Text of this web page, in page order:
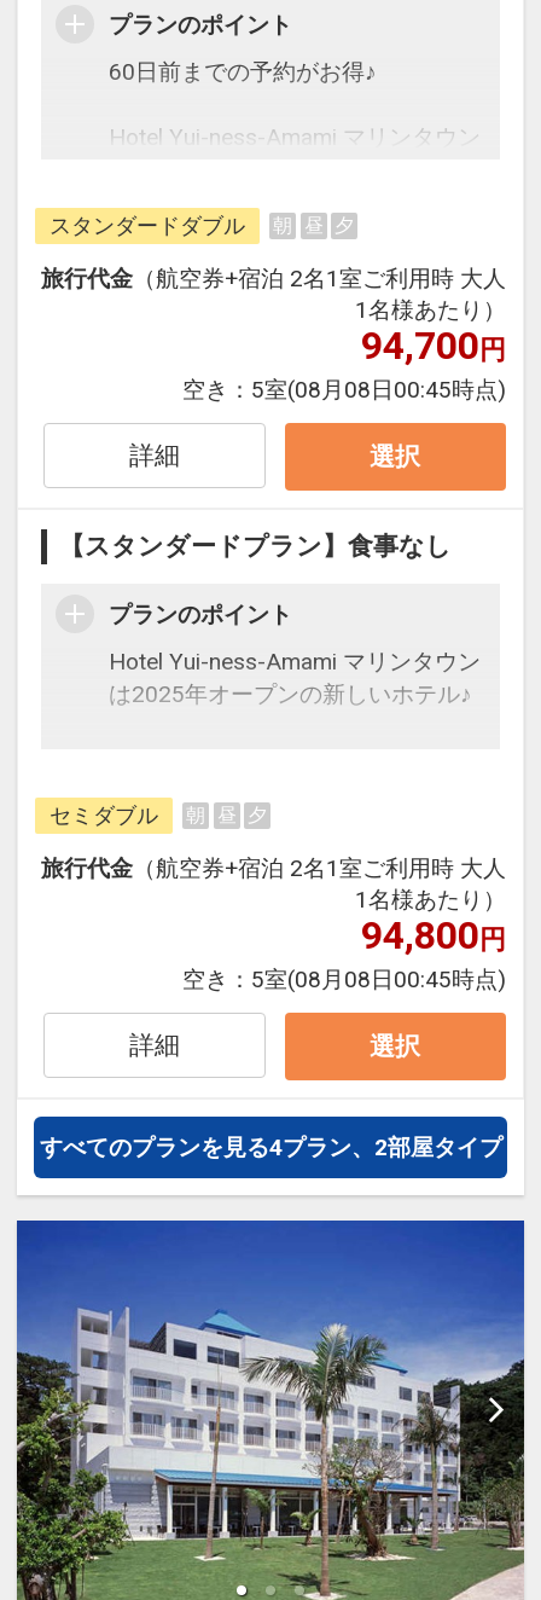
オプションでレンタカーや現地交
通・体験プランなどの追加（同時予
プランのポイント
60日前までの予約がお得♪
Hotel Yui-ness-Amami マリンタウン
往復の航空券と宿泊がセットになっ
たスタンダードな＜食事なし＞プラ
ンです。
フライトと宿泊を自由に組み合わせ
できるダイナミックパッケージだか
ら、一都市滞在はもちろん周遊旅行
にも最適！
旅行期間中の1泊だけの宿泊や延
泊・飛び泊なども自由自在です。
フライトは、安心のJAL（または
JALグループ）確約！フライトマイ
オプションでレンタカーや現地交
通・体験プランなどの追加（同時予
約）が可能なプランもございます。
スタンダードダブル 朝 昼 夕
旅行代金 （航空券+宿泊 2名1室ご利用時 大人
1名様あたり）
94,700円
空き： 5室(08月08日00:45時点)
詳細 選択
【スタンダードプラン】食事なし
プランのポイント
Hotel Yui-ness-Amami マリンタウン
は2025年オープンの新しいホテル♪
たスタンダードな＜食事なし＞プラ
ンです。
フライトと宿泊を自由に組み合わせ
できるダイナミックパッケージだか
ら、一都市滞在はもちろん周遊旅行
旅行期間中の1泊だけの宿泊や延
泊・飛び泊なども自由自在です。
フライトは、安心のJAL（または
JALグループ）確約！フライトマイ
ル50%貯まります。
オプションでレンタカーや現地交
通・体験プランなどの追加（同時予
約）が可能なプランもございます。
セミダブル 朝 昼 夕
旅行代金 （航空券+宿泊 2名1室ご利用時 大人
1名様あたり）
94,800円
空き： 5室(08月08日00:45時点)
詳細 選択
すべてのプランを見る4プラン、2部屋タイプ